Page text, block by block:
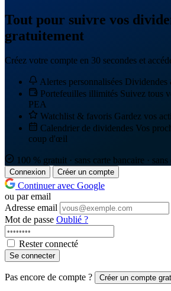
Tout pour suivre vos
gratuitement
Créez votre compte en 30 secondes et
Alertes personnalisées Dividendes
Portefeuilles illimités Suivez tous
PEA
Watchlist & favoris Gardez vos
Calendrier de dividendes Vos
coup d'œil
100 % gratuit · sans carte bancaire ·
Connexion Créer un compte
Continuer avec Google
ou par email
Adresse email
Mot de passe Oublié ?
Rester connecté
Se connecter
Pas encore de compte ? Créer un compte